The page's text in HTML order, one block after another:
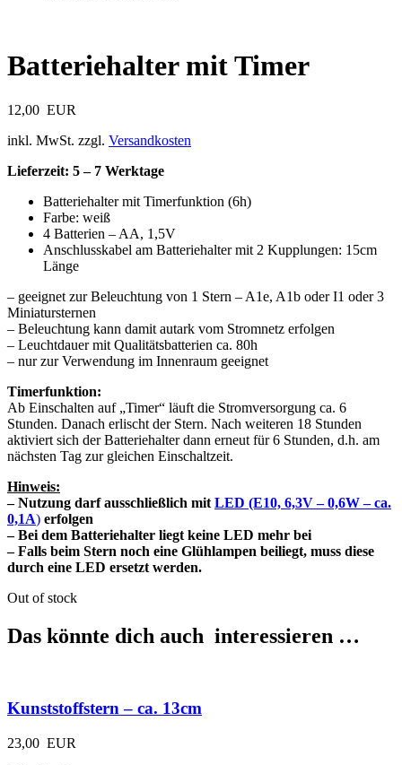
Batteriehalter mit Timer
12,00 EUR
inkl. MwSt. zzgl. Versandkosten
Lieferzeit: 5 – 7 Werktage
Batteriehalter mit Timerfunktion (6h)
Farbe: weiß
4 Batterien – AA, 1,5V
Anschlusskabel am Batteriehalter mit 2 Kupplungen: 15cm
Länge
– geeignet zur Beleuchtung von 1 Stern – A1e, A1b oder I1 oder 3
Miniatursternen
– Beleuchtung kann damit autark vom Stromnetz erfolgen
– Leuchtdauer mit Qualitätsbatterien ca. 80h
– nur zur Verwendung im Innenraum geeignet
Timerfunktion:
Ab Einschalten auf „Timer“ läuft die Stromversorgung ca. 6
Stunden. Danach erlischt der Stern. Nach weiteren 18 Stunden
aktiviert sich der Batteriehalter dann erneut für 6 Stunden, d.h. am
nächsten Tag zur gleichen Einschaltzeit.
Hinweis:
– Nutzung darf ausschließlich mit LED (E10, 6,3V – 0,6W – ca.
0,1A) erfolgen
– Bei dem Batteriehalter liegt keine LED mehr bei
– Falls beim Stern noch eine Glühlampen beiliegt, muss diese
durch eine LED ersetzt werden.
Out of stock
Das könnte dich auch interessieren …
Kunststoffstern – ca. 13cm
23,00 EUR